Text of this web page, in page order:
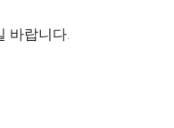
바랍니다.